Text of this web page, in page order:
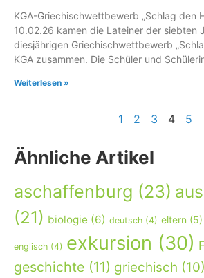
KGA-Griechischwettbewerb „Schlag den
10.02.26 kamen die Lateiner der siebten
diesjährigen Griechischwettbewerb
KGA zusammen. Die Schüler und
Weiterlesen »
1 2 3 4 5
Ähnliche Artikel
aschaffenburg (23)
(21) biologie (6) deutsch (4) eltern (5)
englisch (4) exkursion (30)
geschichte (11) griechisch (10)